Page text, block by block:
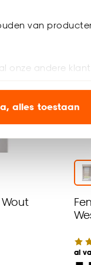
van
onze andere
om alleen de
wel of niet te
cookieverklaring
alles toestaan
al